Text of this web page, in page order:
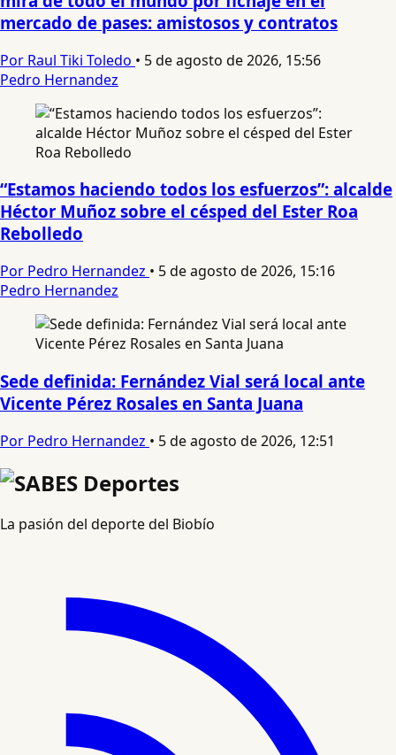
mercado de pases: amistosos y contratos
Por Raul Tiki Toledo • 5 de agosto de 2026, 15:56
Pedro Hernandez
“Estamos haciendo todos los esfuerzos”: alcalde
Héctor Muñoz sobre el césped del Ester Roa
Rebolledo
Por Pedro Hernandez • 5 de agosto de 2026, 15:16
Pedro Hernandez
Sede definida: Fernández Vial será local ante
Vicente Pérez Rosales en Santa Juana
Por Pedro Hernandez • 5 de agosto de 2026, 12:51
La pasión del deporte del Biobío